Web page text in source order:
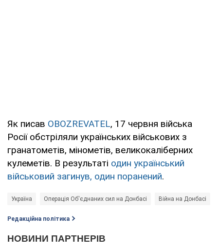
Як писав OBOZREVATEL, 17 червня війська
Росії обстріляли українських військових з
гранатометів, мінометів, великокаліберних
кулеметів. В результаті один український
військовий загинув, один поранений.
Україна Операція Об'єднаних сил на Донбасі Війна на Донбасі
Редакційна політика